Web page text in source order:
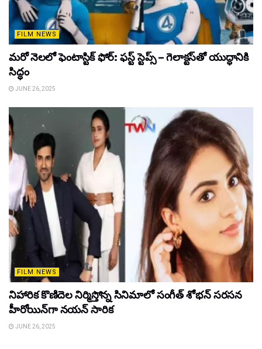
FILM NEWS
మరో నెలలో ఫెంటాస్టిక్ ఫోర్: ఫస్ట్ స్టెప్స్ – గెలాక్టస్‌తో యుద్ధానికి
సిద్ధం
JUNE 26, 2025
FILM NEWS
నిహారిక కొణిదెల నిర్మిస్తోన్న సినిమాలో సంగీత్ శోభన్ సరసన
హీరోయిన్‌గా నయన్ సారిక
JUNE 26, 2025